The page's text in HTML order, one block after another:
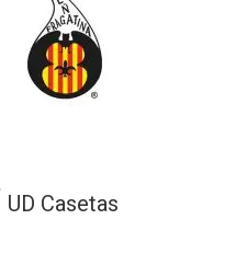
UD Casetas